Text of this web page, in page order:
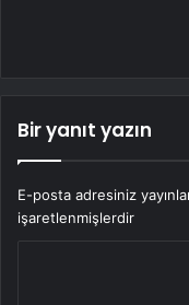
Bir yanıt yazın
E-posta adresiniz
işaretlenmişlerdir